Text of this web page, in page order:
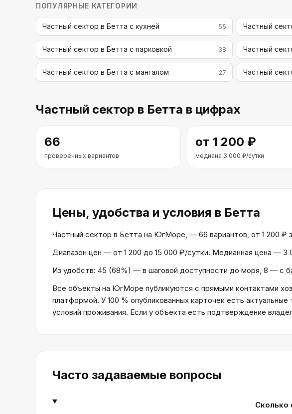
ПОПУЛЯРНЫЕ КАТЕГОРИИ
Частный сектор в Бетта с кухней 55 Частный
Частный сектор в Бетта с парковкой 38 Частный
Частный сектор в Бетта с мангалом 27 Частный
Частный сектор в Бетта в цифрах
66
проверенных вариантов
от 1 200 ₽
медиана 3 000 ₽/сутки
Цены, удобства и условия в Бетта
Частный сектор в Бетта на ЮгМоре, — 66 вариантов, от 1 200 ₽
Диапазон цен — от 1 200 до 15 000 ₽/сутки. Медианная цена —
Из удобств: 45 (68%) — в шаговой доступности до моря, 8 — с
Все объекты на ЮгМоре публикуются с прямыми контактами
платформой. У 100 % опубликованных карточек есть
условий проживания. Если у объекта есть подтверждение
Часто задаваемые вопросы
Сколько